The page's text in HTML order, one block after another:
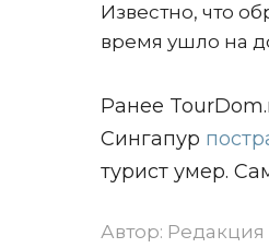
Известно, что
время ушло на
Ранее
Сингапур
турист умер.
Автор: